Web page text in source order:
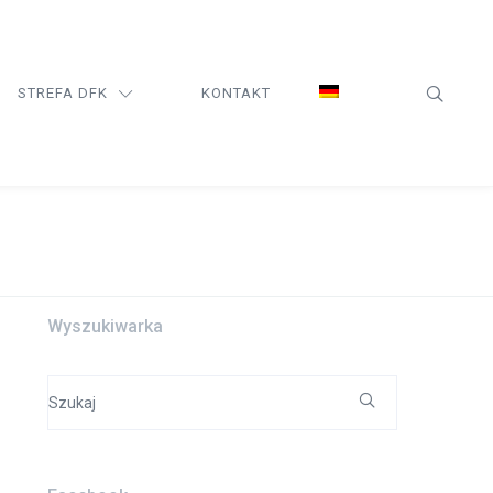
STREFA DFK KONTAKT
Wyszukiwarka
for: